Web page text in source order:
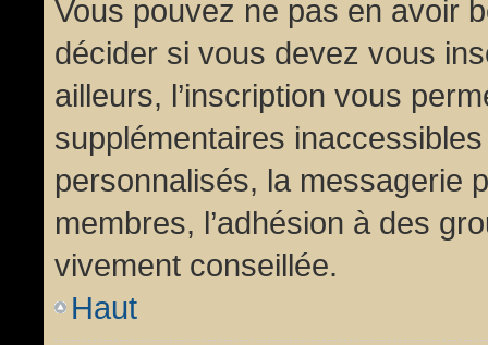
Vous pouvez ne pas en avoir
décider si vous devez vous
ailleurs, l’inscription vous
supplémentaires
personnalisés, la messagerie
membres, l’adhésion à des
vivement conseillée.
Haut